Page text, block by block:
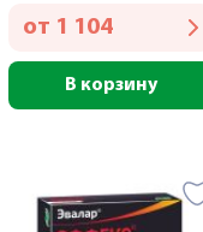
от 1 104
В корзину